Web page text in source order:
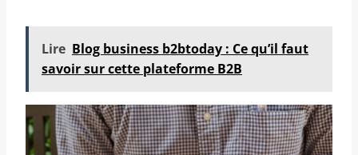
Lire Blog business b2btoday : Ce qu’il faut
savoir sur cette plateforme B2B